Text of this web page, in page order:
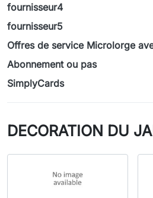
fournisseur4
fournisseur5
Offres de service Microlorge
Abonnement ou pas
SimplyCards
DECORATION DU